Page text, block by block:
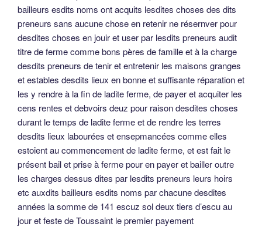
bailleurs esdits noms ont acquits lesdites choses des dits
preneurs sans aucune chose en retenir ne résernver pour
desdites choses en jouir et user par lesdits preneurs audit
titre de ferme comme bons pères de famille et à la charge
desdits preneurs de tenir et entretenir les maisons granges
et estables desdits lieux en bonne et suffisante réparation et
les y rendre à la fin de ladite ferme, de payer et acquiter les
cens rentes et debvoirs deuz pour raison desdites choses
durant le temps de ladite ferme et de rendre les terres
desdits lieux labourées et ensepmancées comme elles
estoient au commencement de ladite ferme, et est fait le
présent bail et prise à ferme pour en payer et bailler outre
les charges dessus dites par lesdits preneurs leurs hoirs
etc auxdits bailleurs esdits noms par chacune desdites
années la somme de 141 escuz sol deux tiers d’escu au
jour et feste de Toussaint le premier payement